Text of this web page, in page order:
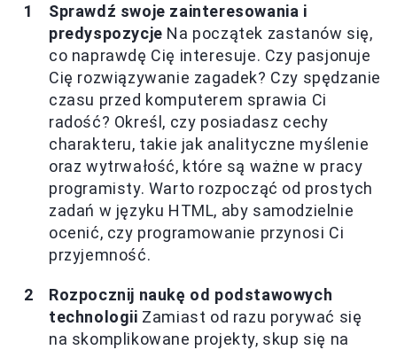
Sprawdź swoje zainteresowania i
predyspozycje Na początek zastanów się,
co naprawdę Cię interesuje. Czy pasjonuje
Cię rozwiązywanie zagadek? Czy spędzanie
czasu przed komputerem sprawia Ci
radość? Określ, czy posiadasz cechy
charakteru, takie jak analityczne myślenie
oraz wytrwałość, które są ważne w pracy
programisty. Warto rozpocząć od prostych
zadań w języku HTML, aby samodzielnie
ocenić, czy programowanie przynosi Ci
przyjemność.
Rozpocznij naukę od podstawowych
technologii Zamiast od razu porywać się
na skomplikowane projekty, skup się na